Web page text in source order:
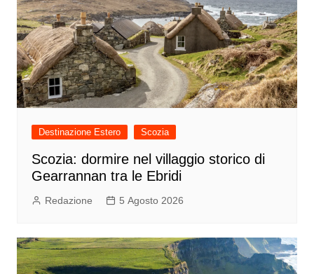
Destinazione Estero Scozia
Scozia: dormire nel villaggio storico di
Gearrannan tra le Ebridi
Redazione 5 Agosto 2026